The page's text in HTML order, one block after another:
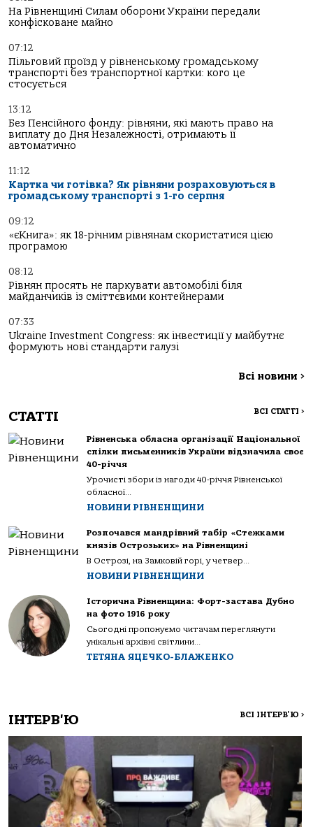
На Рівненщині Силам оборони України передали
конфісковане майно
07:12
Пільговий проїзд у рівненському громадському
транспорті без транспортної картки: кого це
стосується
13:12
Без Пенсійного фонду: рівняни, які мають право на
виплату до Дня Незалежності, отримають її
автоматично
11:12
Картка чи готівка? Як рівняни розраховуються в
громадському транспорті з 1-го серпня
09:12
«єКнига»: як 18-річним рівнянам скористатися цією
програмою
08:12
Рівнян просять не паркувати автомобілі біля
майданчиків із сміттєвими контейнерами
07:33
Ukraine Investment Congress: як інвестиції у майбутнє
формують нові стандарти галузі
Всі новини >
СТАТТІ ВСІ СТАТТІ >
Рівненська обласна організації Національної
спілки письменників України відзначила своє
40-річчя
Урочисті збори із нагоди 40-річчя Рівненської
обласної...
НОВИНИ РІВНЕНЩИНИ
Розпочався мандрівний табір «Стежками
князів Острозьких» на Рівненщині
В Острозі, на Замковій горі, у четвер...
НОВИНИ РІВНЕНЩИНИ
Історична Рівненщина: Форт-застава Дубно
на фото 1916 року
Сьогодні пропонуємо читачам переглянути
унікальні архівні світлини...
ТЕТЯНА ЯЦЕЧКО-БЛАЖЕНКО
ІНТЕРВ'Ю ВСІ ІНТЕРВ'Ю >